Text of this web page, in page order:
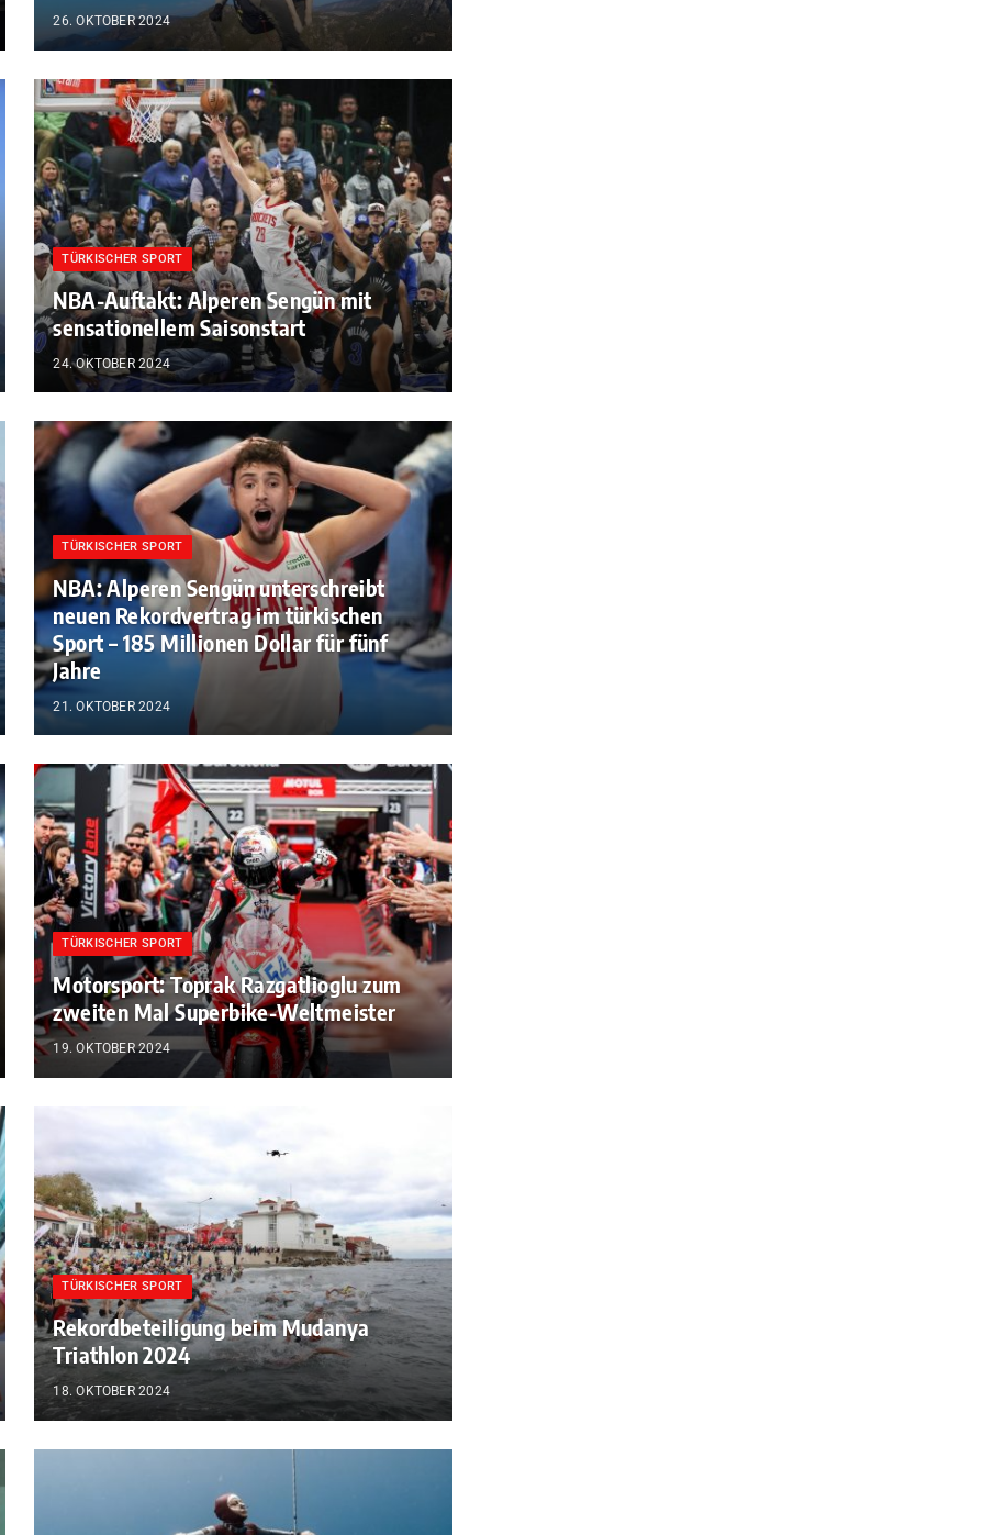
26. OKTOBER 2024
TÜRKISCHER SPORT
NBA-Auftakt: Alperen Sengün mit
sensationellem Saisonstart
24. OKTOBER 2024
TÜRKISCHER SPORT
NBA: Alperen Sengün unterschreibt
neuen Rekordvertrag im türkischen
Sport – 185 Millionen Dollar für fünf
Jahre
21. OKTOBER 2024
TÜRKISCHER SPORT
Motorsport: Toprak Razgatlioglu zum
zweiten Mal Superbike-Weltmeister
19. OKTOBER 2024
TÜRKISCHER SPORT
Rekordbeteiligung beim Mudanya
Triathlon 2024
18. OKTOBER 2024